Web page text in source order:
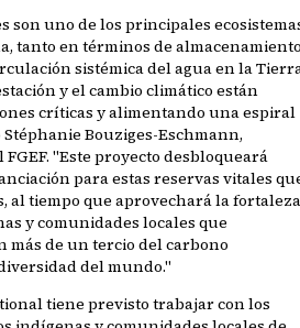
son uno de los principales
tanto en términos de
sistémica del agua en la
y el cambio climático están
críticas y alimentando una espiral
Bouziges-Eschmann,
"Este proyecto desbloqueará
para estas reservas vitales
al tiempo que aprovechará la fortaleza
y comunidades locales que
más de un tercio del carbono
del mundo."
tiene previsto trabajar con los